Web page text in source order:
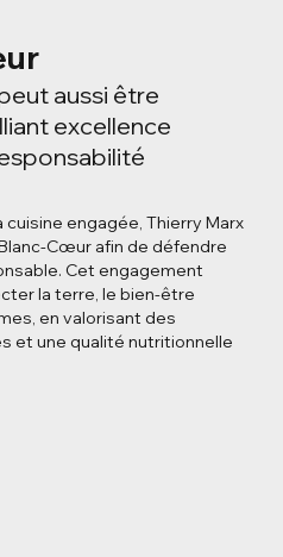
aussi être
excellence
engagée, Thierry Marx
Cœur afin de défendre
Cet engagement
la terre, le bien-être
en valorisant des
et une qualité nutritionnelle